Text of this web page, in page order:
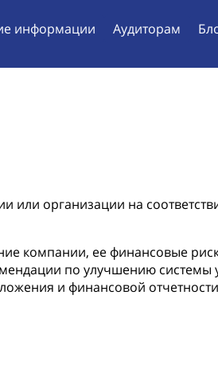
информации Аудиторам
организации на
компании, ее финансовые
по улучшению системы
и финансовой